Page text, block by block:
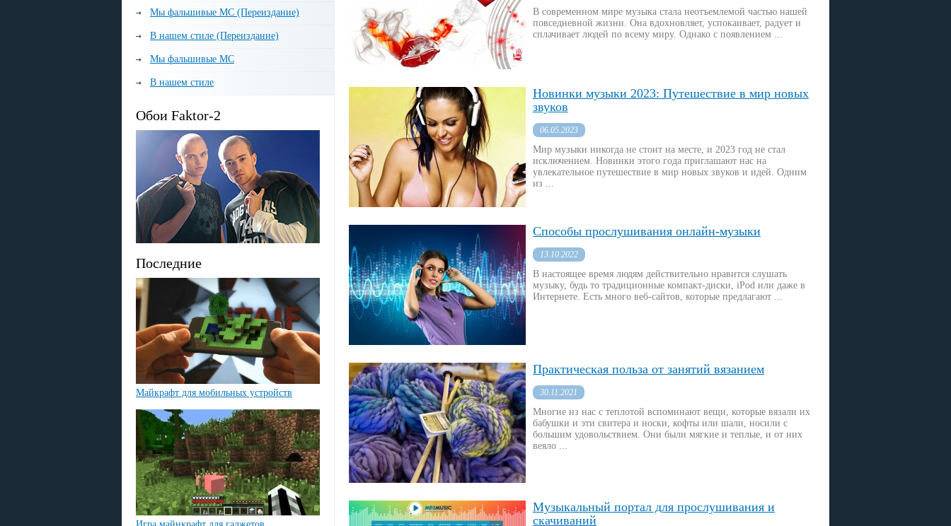
Мы фальшивые МС (Переиздание)
В нашем стиле (Переиздание)
Мы фальшивые МС
В нашем стиле
Обои Faktor-2
Последние
Майкрафт для мобильных устройств
В современном мире музыка стала неотъемлемой частью нашей
повседневной жизни. Она вдохновляет, успокаивает, радует и
сплачивает людей по всему миру. Однако с появлением ...
Новинки музыки 2023: Путешествие в мир новых
звуков
06.05.2023
Мир музыки никогда не стоит на месте, и 2023 год не стал
исключением. Новинки этого года приглашают нас на
увлекательное путешествие в мир новых звуков и идей. Одним
из ...
Способы прослушивания онлайн-музыки
13.10.2022
В настоящее время людям действительно нравится слушать
музыку, будь то традиционные компакт-диски, iPod или даже в
Интернете. Есть много веб-сайтов, которые предлагают ...
Практическая польза от занятий вязанием
30.11.2021
Многие из нас с теплотой вспоминают вещи, которые вязали их
бабушки и эти свитера и носки, кофты или шали, носили с
большим удовольствием. Они были мягкие и теплые, и от них
веяло ...
Музыкальный портал для прослушивания и
скачиваний